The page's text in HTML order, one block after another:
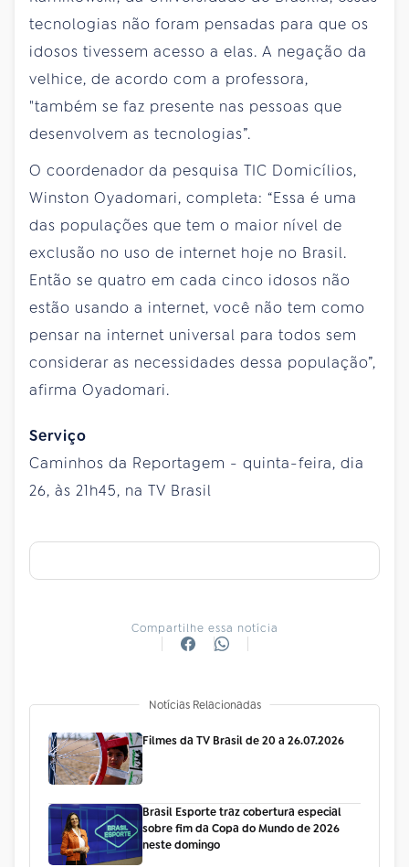
tecnologias não foram pensadas para que os
idosos tivessem acesso a elas. A negação da
velhice, de acordo com a professora,
"também se faz presente nas pessoas que
desenvolvem as tecnologias”.
O coordenador da pesquisa TIC Domicílios,
Winston Oyadomari, completa: “Essa é uma
das populações que tem o maior nível de
exclusão no uso de internet hoje no Brasil.
Então se quatro em cada cinco idosos não
estão usando a internet, você não tem como
pensar na internet universal para todos sem
considerar as necessidades dessa população”,
afirma Oyadomari.
Serviço
Caminhos da Reportagem - quinta-feira, dia
26, às 21h45, na TV Brasil
Compartilhe essa notícia
Notícias Relacionadas
Filmes da TV Brasil de 20 a 26.07.2026
Brasil Esporte traz cobertura especial
sobre fim da Copa do Mundo de 2026
neste domingo